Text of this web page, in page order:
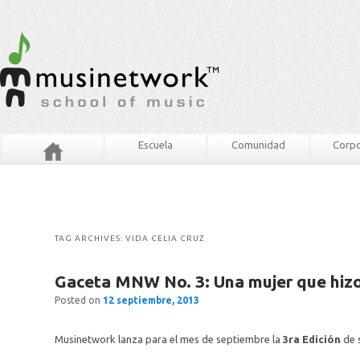
Escuela Comunidad
TAG ARCHIVES:VIDA CELIA CRUZ
Gaceta MNW No. 3: Una mujer que
Posted on 12 septiembre, 2013
Musinetwork lanza para el mes de septiembre la3ra Edición de